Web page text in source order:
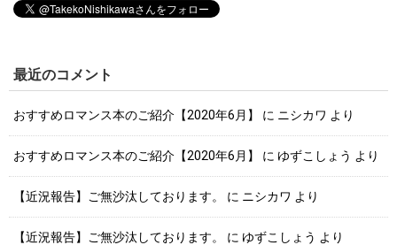
最近のコメント
おすすめロマンス本のご紹介【2020年6月】 に ニシカワ より
おすすめロマンス本のご紹介【2020年6月】 に ゆずこしょう より
【近況報告】ご無沙汰しております。 に ニシカワ より
【近況報告】ご無沙汰しております。 に ゆずこしょう より